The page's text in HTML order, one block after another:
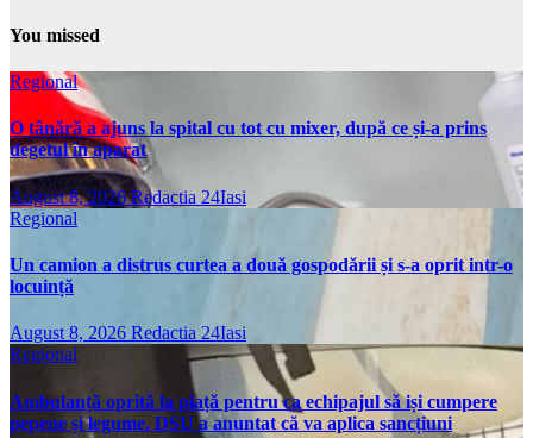
You missed
Regional
O tânără a ajuns la spital cu tot cu mixer, după ce și-a prins
degetul în aparat
August 8, 2026Redactia 24Iasi
Regional
Un camion a distrus curtea a două gospodării și s-a oprit intr-o
locuință
August 8, 2026 Redactia 24Iasi
Regional
Ambulanță oprită la piață pentru ca echipajul să iși cumpere
pepene și legume. DSU a anuntat că va aplica sancțiuni